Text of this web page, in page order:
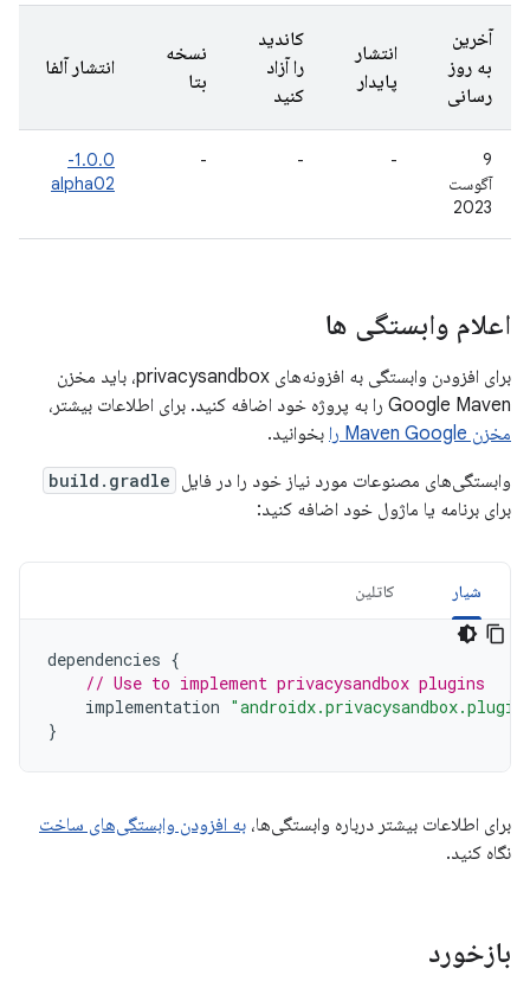
آخرین
به روز
رسانی
انتشار
پایدار
کاندید
را آزاد
کنید
نسخه
بتا
انتشار آلفا
9
آگوست
2023
-
-
-
1.0.0-
alpha02
اعلام وابستگی ها
برای افزودن وابستگی به افزونه‌های privacysandbox، باید مخزن
Google Maven را به پروژه خود اضافه کنید. برای اطلاعات بیشتر،
مخزن Maven Google را
بخوانید.
وابستگی‌های مصنوعات مورد نیاز خود را در فایل build.gradle
برای برنامه یا ماژول خود اضافه کنید:
شیار کاتلین
dependencies {
// Use to implement privacysandbox plugins
implementation
}
برای اطلاعات بیشتر درباره وابستگی‌ها، به افزودن وابستگی‌های ساخت
نگاه کنید.
بازخورد